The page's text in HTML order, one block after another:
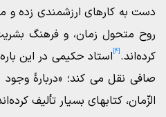
دست به کارهای ارزشمندی زده‌ و
روح متحول زمان، و فرهنگ
کرده‌اند.[4]
استاد حکیمی در این
صافی نقل می کند؛ «دربارۀ
الزّمان، کتابهاى بسیار تألیف